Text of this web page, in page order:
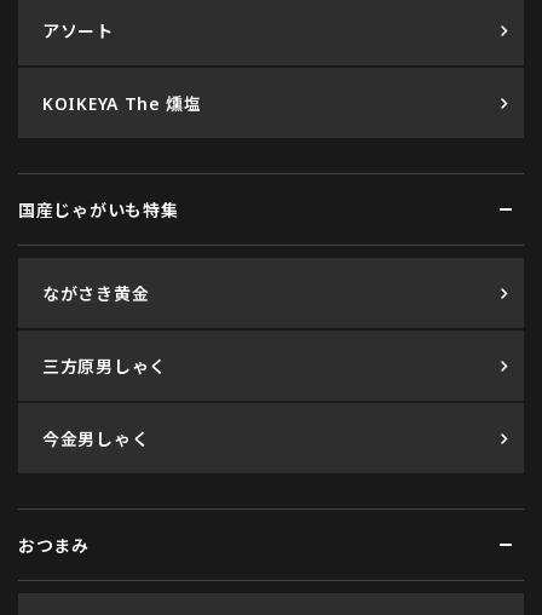
アソート
KOIKEYA The 燻塩
国産じゃがいも特集
ながさき黄金
三方原男しゃく
今金男しゃく
おつまみ